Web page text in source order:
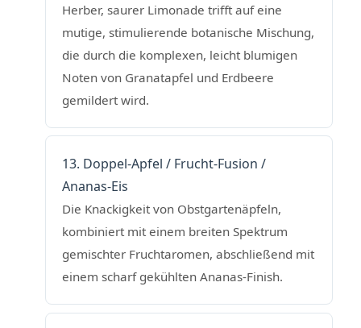
Herber, saurer Limonade trifft auf eine
mutige, stimulierende botanische Mischung,
die durch die komplexen, leicht blumigen
Noten von Granatapfel und Erdbeere
gemildert wird.
13. Doppel-Apfel / Frucht-Fusion /
Ananas-Eis
Die Knackigkeit von Obstgartenäpfeln,
kombiniert mit einem breiten Spektrum
gemischter Fruchtaromen, abschließend mit
einem scharf gekühlten Ananas-Finish.